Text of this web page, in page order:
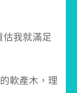
估我就滿足
軟產木，理